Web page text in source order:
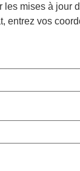
les mises à jour
entrez vos